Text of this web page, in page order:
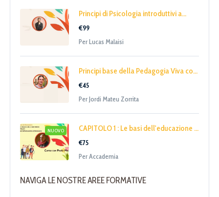
Principi di Psicologia introduttivi a...
€99
Per Lucas Malaisi
Principi base della Pedagogia Viva co...
€45
Per Jordi Mateu Zorrita
NUOVO CAPITOLO 1 : Le basi dell'educazione ...
€75
Per Accademia
NAVIGA LE NOSTRE AREE FORMATIVE